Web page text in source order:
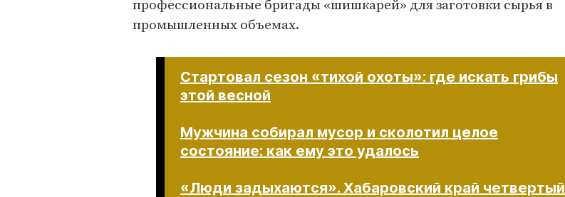
профессиональные бригады «шишкарей» для заготовки сырья в
промышленных объемах.
Стартовал сезон «тихой охоты»: где искать грибы
этой весной
Мужчина собирал мусор и сколотил целое
состояние: как ему это удалось
«Люди задыхаются». Хабаровский край четвертый